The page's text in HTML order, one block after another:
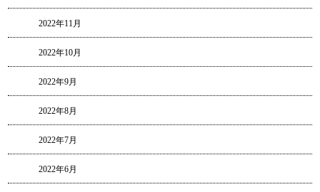
2022年11月
2022年10月
2022年9月
2022年8月
2022年7月
2022年6月